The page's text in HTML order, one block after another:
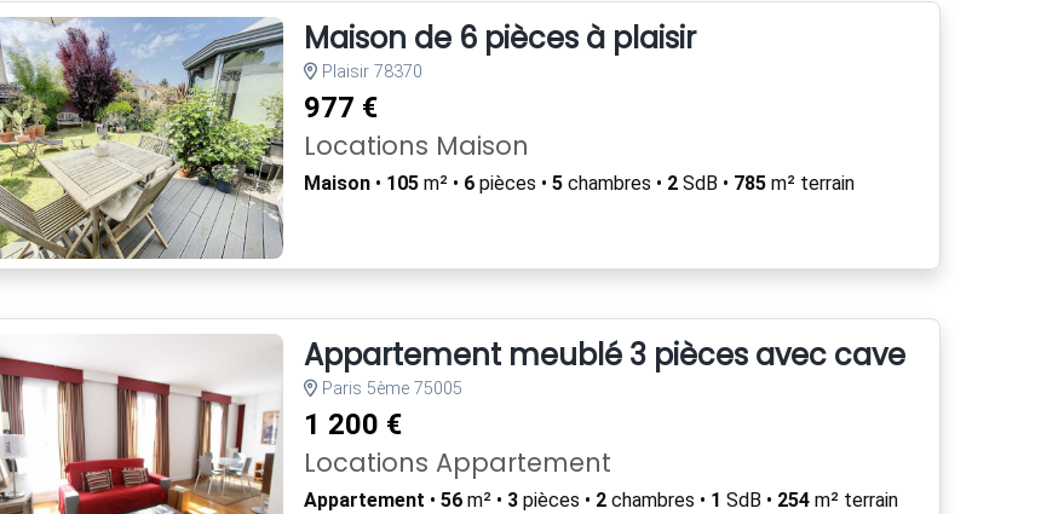
Maison de 6 pièces à plaisir
Plaisir 78370
977 €
Locations Maison
Maison• 105m² • 6pièces • 5chambres • 2SdB • 785m² terrain
Appartement meublé 3 pièces avec cave et balcon
Paris 5ème 75005
1 200 €
Locations Appartement
Appartement • 56m² • 3pièces • 2chambres • 1 SdB • 254m² terrain